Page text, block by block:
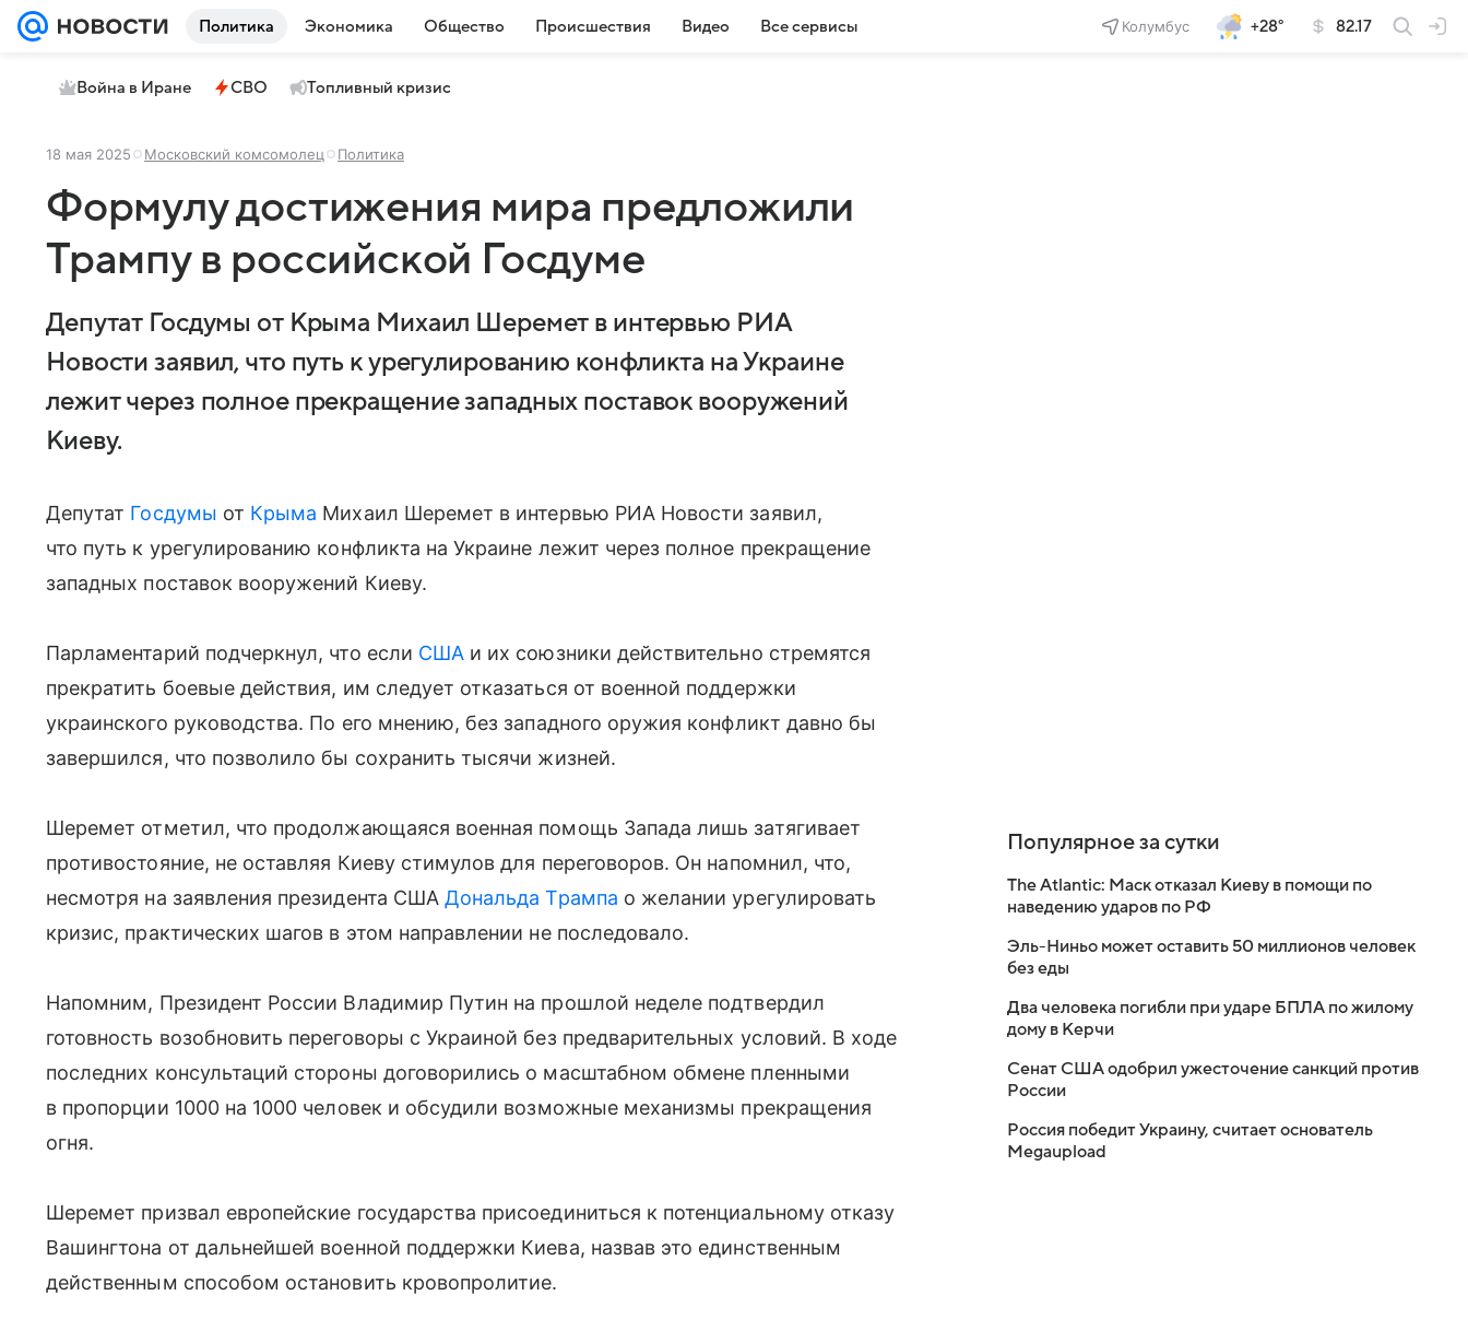
Политика Экономика Общество Происшествия Видео Все сервисы Колумбус +28° 82.17
Война в Иране СВО Топливный кризис
18 мая 2025 Московский комсомолец Политика
Формулу достижения мира предложили
Трампу в российской Госдуме
Депутат Госдумы от Крыма Михаил Шеремет в интервью РИА
Новости заявил, что путь к урегулированию конфликта на Украине
лежит через полное прекращение западных поставок вооружений
Киеву.
Депутат Госдумы от Крыма Михаил Шеремет в интервью РИА Новости заявил,
что путь к урегулированию конфликта на Украине лежит через полное прекращение
западных поставок вооружений Киеву.
Парламентарий подчеркнул, что если США и их союзники действительно стремятся
прекратить боевые действия, им следует отказаться от военной поддержки
украинского руководства. По его мнению, без западного оружия конфликт давно бы
завершился, что позволило бы сохранить тысячи жизней.
Шеремет отметил, что продолжающаяся военная помощь Запада лишь затягивает
противостояние, не оставляя Киеву стимулов для переговоров. Он напомнил, что,
несмотря на заявления президента США Дональда Трампа о желании урегулировать
кризис, практических шагов в этом направлении не последовало.
Напомним, Президент России Владимир Путин на прошлой неделе подтвердил
готовность возобновить переговоры с Украиной без предварительных условий. В ходе
последних консультаций стороны договорились о масштабном обмене пленными
в пропорции 1000 на 1000 человек и обсудили возможные механизмы прекращения
огня.
Шеремет призвал европейские государства присоединиться к потенциальному отказу
Вашингтона от дальнейшей военной поддержки Киева, назвав это единственным
действенным способом остановить кровопролитие.
Популярное за сутки
The Atlantic: Маск отказал Киеву в помощи по
наведению ударов по РФ
Эль-Ниньо может оставить 50 миллионов человек
без еды
Два человека погибли при ударе БПЛА по жилому
дому в Керчи
Сенат США одобрил ужесточение санкций против
России
Россия победит Украину, считает основатель
Megaupload